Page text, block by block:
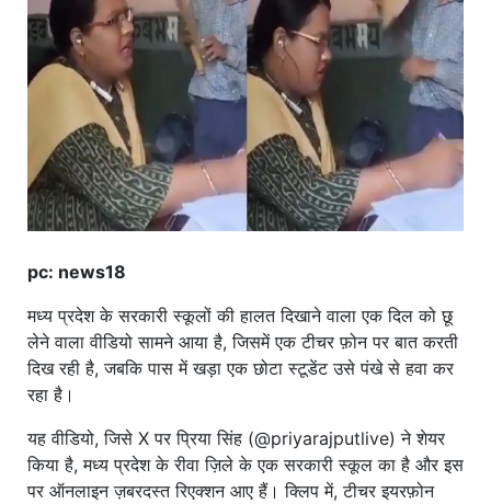
pc: news18
मध्य प्रदेश के सरकारी स्कूलों की हालत दिखाने वाला एक दिल को छू
लेने वाला वीडियो सामने आया है, जिसमें एक टीचर फ़ोन पर बात करती
दिख रही है, जबकि पास में खड़ा एक छोटा स्टूडेंट उसे पंखे से हवा कर
रहा है।
यह वीडियो, जिसे X पर प्रिया सिंह (@priyarajputlive) ने शेयर
किया है, मध्य प्रदेश के रीवा ज़िले के एक सरकारी स्कूल का है और इस
पर ऑनलाइन ज़बरदस्त रिएक्शन आए हैं। क्लिप में, टीचर इयरफ़ोन